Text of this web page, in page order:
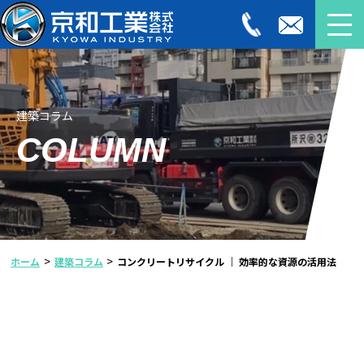
建築コラム
COLUMN
ホーム > 建築コラム > コンクリートリサイクル ｜ 効率的な資源の活用法